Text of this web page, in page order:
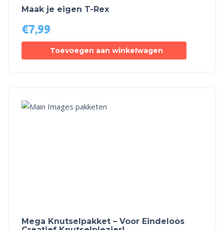
Maak je eigen T-Rex
€7,99
Toevoegen aan winkelwagen
Mega Knutselpakket – Voor Eindeloos